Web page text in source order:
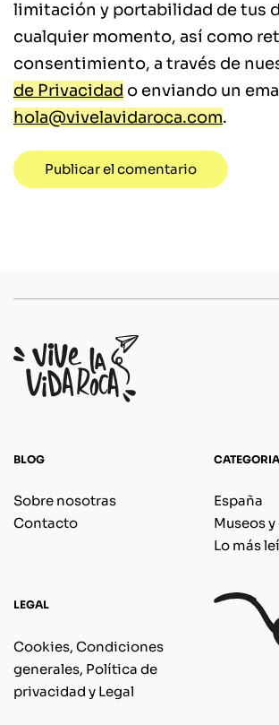
limitación y portabilidad de tus
cualquier momento, así como
consentimiento, a través de
de Privacidad o enviando un
hola@vivelavidaroca.com.
BLOG
Sobre nosotras
Contacto
España
Museos
Lo más
LEGAL
Cookies, Condiciones
generales, Política de
privacidad y Legal